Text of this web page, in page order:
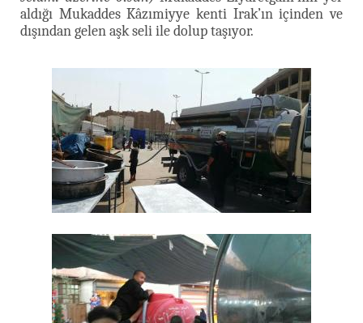
aldığı Mukaddes Kâzımiyye kenti Irak’ın içinden ve
dışından gelen aşk seli ile dolup taşıyor.